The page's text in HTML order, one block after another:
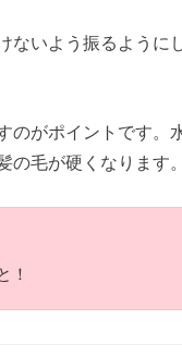
ないよう振るように
がポイントです。
毛が硬くなります。
！